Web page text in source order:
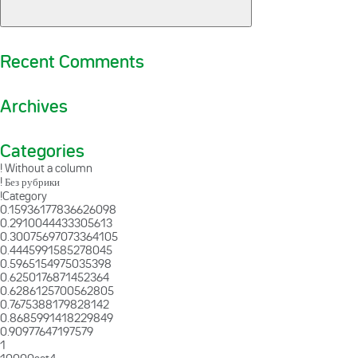
Recent Comments
Archives
Categories
! Without a column
! Без рубрики
!Category
0.15936177836626098
0.2910044433305613
0.30075697073364105
0.4445991585278045
0.5965154975035398
0.6250176871452364
0.6286125700562805
0.7675388179828142
0.8685991418229849
0.90977647197579
1